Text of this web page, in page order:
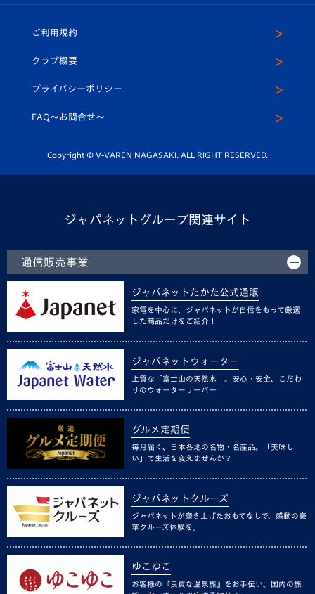
ホームタウン
平和祈念活動
ホームタウン活動
U-18
スクール
ヴィヴィくんインスタグラム
公式LINE＠
ご利用規約
クラブ概要
プライバシーポリシー
FAQ〜お問合せ〜
Copyright © V-VAREN NAGASAKI. ALL RIGHT RESERVED.
ジャパネットグループ関連サイト
通信販売事業
ジャパネットたかた公式通販
家電を中心に、ジャパネットが自信をもって厳選
した商品だけをご紹介！
ジャパネットウォーター
上質な「富士山の天然水」。安心・安全、こだわ
りのウォーターサーバー
グルメ定期便
毎月届く、日本各地の名物・名産品。「美味し
い」で生活を変えませんか？
ジャパネットクルーズ
ジャパネットが磨き上げたおもてなしで、感動の豪
華クルーズ体験を。
ゆこゆこ
お客様の『良質な温泉旅』をお手伝い。国内の旅